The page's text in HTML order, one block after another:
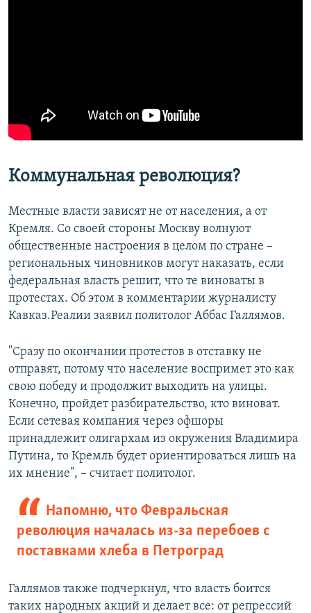
Коммунальная революция?
Местные власти зависят не от населения, а от
Кремля. Со своей стороны Москву волнуют
общественные настроения в целом по стране –
региональных чиновников могут наказать, если
федеральная власть решит, что те виноваты в
протестах. Об этом в комментарии журналисту
Кавказ.Реалии заявил политолог Аббас Галлямов.
"Сразу по окончании протестов в отставку не
отправят, потому что население воспримет это как
свою победу и продолжит выходить на улицы.
Конечно, пройдет разбирательство, кто виноват.
Если сетевая компания через офшоры
принадлежит олигархам из окружения Владимира
Путина, то Кремль будет ориентироваться лишь на
их мнение", – считает политолог.
Напомню, что Февральская
революция началась из-за перебоев с
поставками хлеба в Петроград
Галлямов также подчеркнул, что власть боится
таких народных акций и делает все: от репрессий